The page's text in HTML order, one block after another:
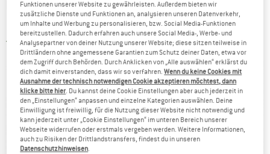
DEVOLD -Tuvegga Sport Air Long Johns -
Merinounterwäsche
5,0(1)
Funktionen unserer Website zu gewährleisten. Außerdem bieten wir
zusätzliche Dienste und Funktionen an, analysieren unseren Datenverkehr,
um Inhalte und Werbung zu personalisieren, bzw. Social Media-Funktionen
bereitzustellen. Dadurch erfahren auch unsere Social Media-, Werbe- und
Analysepartner von deiner Nutzung unserer Website; diese sitzen teilweise in
Drittländern ohne angemessene Garantien zum Schutz deiner Daten, etwa vor
dem Zugriff durch Behörden. Durch Anklicken von „Alle auswählen“ erklärst du
dich damit einverstanden, dass wir so verfahren.Wenn du keine Cookies mit
Ausnahme der technisch notwendigen Cookie akzeptieren möchtest, dann
klicke bitte hier. Du kannst deine Cookie Einstellungen aber auch jederzeit in
den „Einstellungen“ anpassen und einzelne Kategorien auswählen. Deine
Einwilligung ist freiwillig, für die Nutzung dieser Website nicht notwendig und
kann jederzeit unter „Cookie Einstellungen“ im unteren Bereich unserer
Webseite widerrufen oder erstmals vergeben werden. Weitere Informationen,
auch zu Risiken der Drittlandstransfers, findest du in unseren
Datenschutzhinweisen.